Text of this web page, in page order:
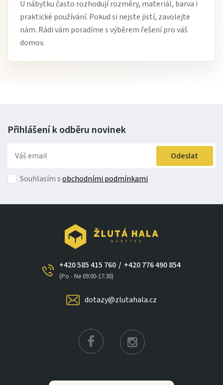
U nábytku často rozhodují rozměry, materiál, barva i
praktické používání. Pokud si nejste jistí, zavolejte
nám. Rádi vám poradíme s výběrem řešení pro váš
domov.
Přihlášení k odběru novinek
Odeslat
Souhlasím sobchodními podmínkami
+420 585 415 760
(Po - Ne 09:00-17:30)
/ +420 776 490 854
dotazy@zlutahala.cz